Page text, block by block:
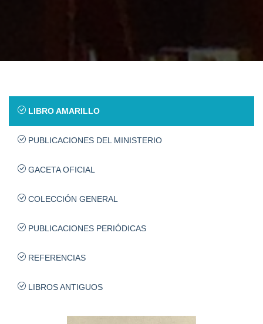
LIBRO AMARILLO
PUBLICACIONES DEL MINISTERIO
GACETA OFICIAL
COLECCIÓN GENERAL
PUBLICACIONES PERIÓDICAS
REFERENCIAS
LIBROS ANTIGUOS